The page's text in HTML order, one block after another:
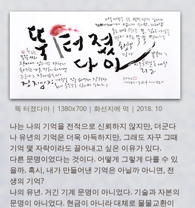
뚝 터졌다아 | 1380x700 | 화선지에 먹 | 2018. 10
나는 나의 기억을 전적으로 신뢰하지 않지만, 더군다
나 유년의 기억은 더욱 아득하지만, 그래도 자꾸 그때
기억 몇 자락이라도 끌어내고 싶은 이유가 있다.
다른 문명이었다는 것이다. 어떻게 그렇게 다를 수 있
을까. 혹시, 내가 만들어낸 기억은 아닐까 아니면, 전
생의 기억?
나의 유년. 거긴 기계 문명이 아니었다. 기술과 자본의
문명이 아니었다. 현금이 아니라 대체로 물물교환이